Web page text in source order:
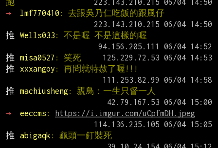
跑
→
lmf770410 : 去跟吳乃仁吃飯的跟風仔
推
Wells033 : 不是喔 不是這樣的喔
推
misa0527 : 笑死
推
xxxangoy : 再問就特赦了喔!!!
推
machiusheng: 親鳥：一生只督一人
→
eeccms :
https://i.imgur.com/uCpfmDH.jpeg
推
abigaqk : 龜頭一釘裝死